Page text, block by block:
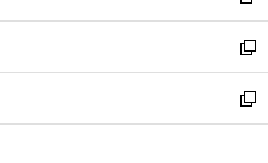
開
く
ウ
で
開
く
ン
ド
ウ
で
開
ウ
ィ
ン
ド
ウ
し
い
ウ
ィ
ン
新
し
い
ウ
新
し